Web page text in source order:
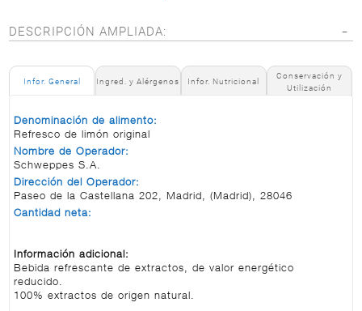
DESCRIPCIÓN AMPLIADA:
Infor. General Ingred. y Alérgenos Infor. Nutricional
Conservación y
Utilización
Denominación de alimento:
Refresco de limón original
Nombre de Operador:
Schweppes S.A.
Dirección del Operador:
Paseo de la Castellana 202, Madrid, (Madrid), 28046
Cantidad neta:
Información adicional:
Bebida refrescante de extractos, de valor energético
reducido.
100% extractos de origen natural.